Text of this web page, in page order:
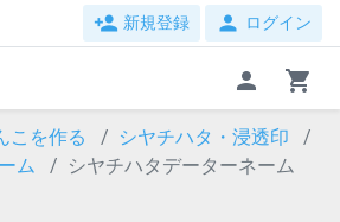
person_add 新規登録 person ログイン
person shopping_cart
こを作る
シヤチハタ・浸透印
ム
シヤチハタデーターネーム